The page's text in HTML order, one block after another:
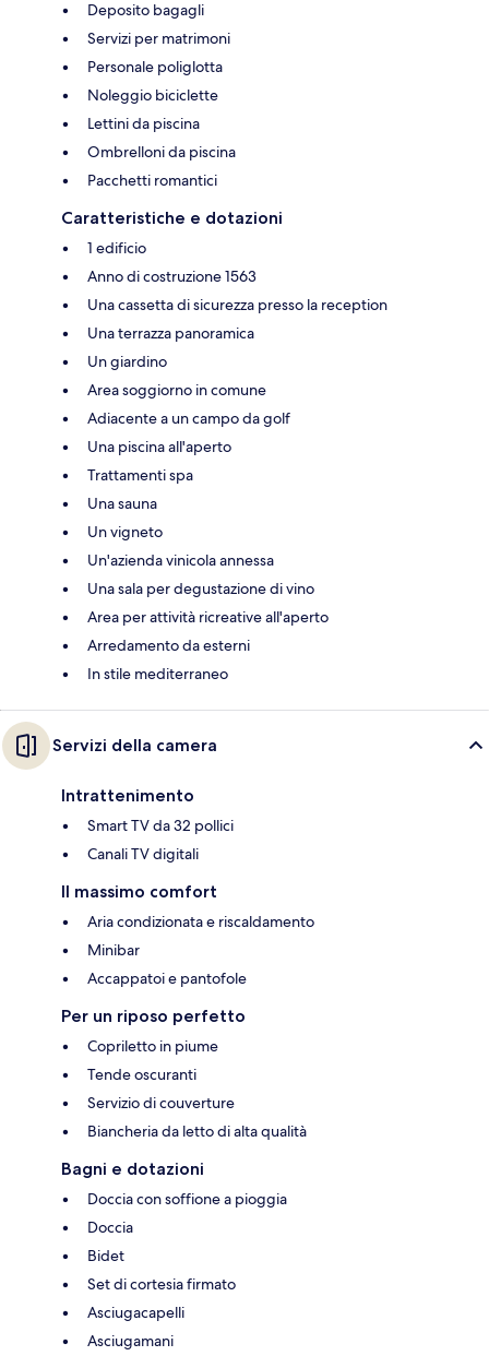
Deposito bagagli
Servizi per matrimoni
Personale poliglotta
Noleggio biciclette
Lettini da piscina
Ombrelloni da piscina
Pacchetti romantici
Caratteristiche e dotazioni
1 edificio
Anno di costruzione 1563
Una cassetta di sicurezza presso la reception
Una terrazza panoramica
Un giardino
Area soggiorno in comune
Adiacente a un campo da golf
Una piscina all'aperto
Trattamenti spa
Una sauna
Un vigneto
Un'azienda vinicola annessa
Una sala per degustazione di vino
Area per attività ricreative all'aperto
Arredamento da esterni
In stile mediterraneo
Servizi della camera
Intrattenimento
Smart TV da 32 pollici
Canali TV digitali
Il massimo comfort
Aria condizionata e riscaldamento
Minibar
Accappatoi e pantofole
Per un riposo perfetto
Copriletto in piume
Tende oscuranti
Servizio di couverture
Biancheria da letto di alta qualità
Bagni e dotazioni
Doccia con soffione a pioggia
Doccia
Bidet
Set di cortesia firmato
Asciugacapelli
Asciugamani